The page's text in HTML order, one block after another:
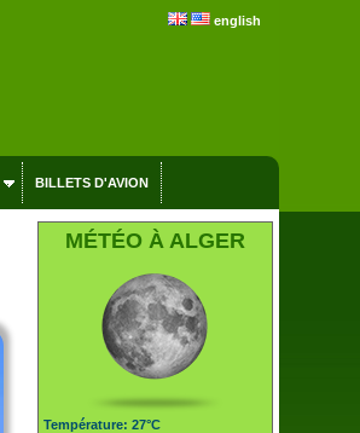
english
BILLETS D'AVION
MÉTÉO À ALGER
Température: 27°C